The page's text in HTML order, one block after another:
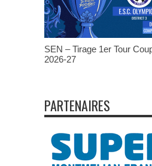
SEN – Tirage 1er Tour
2026-27
PARTENAIRES